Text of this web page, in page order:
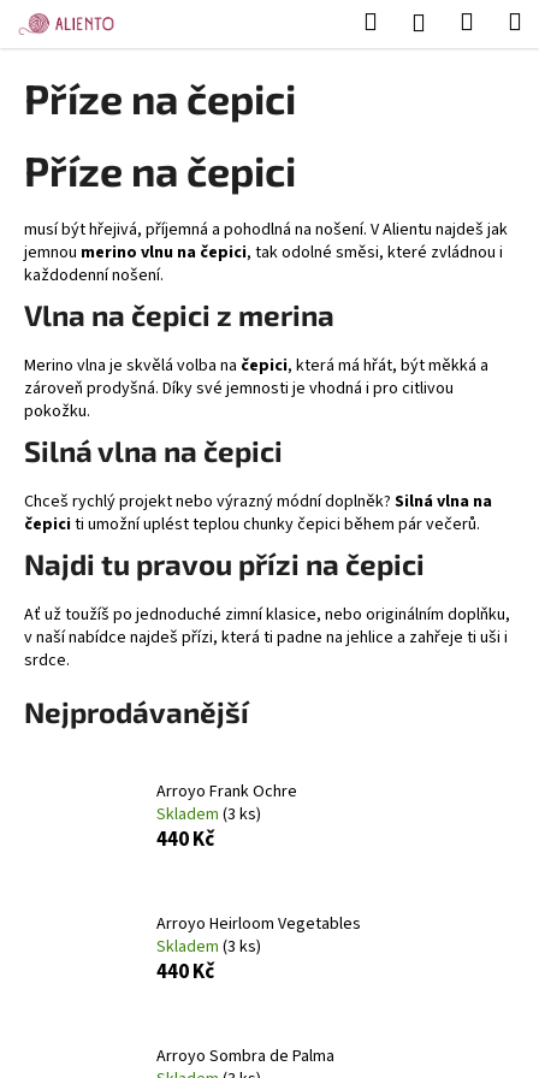
Přejít
obsah
HledatPřihlášení
Příze na čepici
Příze na čepici
musí být hřejivá, příjemná a pohodlná na nošení. V Alientu najdeš jak
jemnou merino vlnu na čepici, tak odolné směsi, které zvládnou i
každodenní nošení.
Vlna na čepici z merina
Merino vlna je skvělá volba na čepici, která má hřát, být měkká a
zároveň prodyšná. Díky své jemnosti je vhodná i pro citlivou
pokožku.
Silná vlna na čepici
Chceš rychlý projekt nebo výrazný módní doplněk? Silná vlna na
čepiciti umožní uplést teplou chunky čepici během pár večerů.
Najdi tu pravou přízi na čepici
Ať už toužíš po jednoduché zimní klasice, nebo originálním doplňku,
v naší nabídce najdeš přízi, která ti padne na jehlice a zahřeje ti uši i
srdce.
Nejprodávanější
Arroyo Frank Ochre
Skladem (3 ks)
440 Kč
Arroyo Heirloom Vegetables
Skladem (3 ks)
440 Kč
Arroyo Sombra de Palma
o
o
p
o
t
ř
e
b
u
j
e
e
n
a
j
í
t
?
HLEDAT